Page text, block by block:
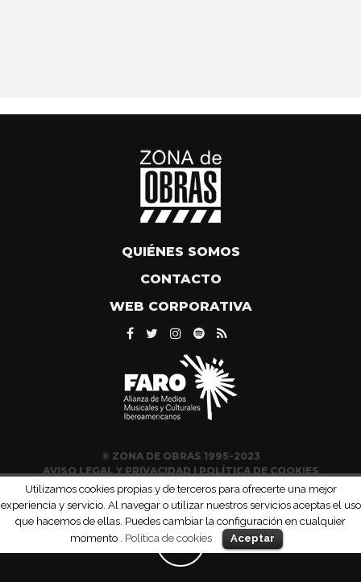
QUIÉNES SOMOS
CONTACTO
WEB CORPORATIVA
© ZONA DE OBRAS 1995-2023
AVISO LEGAL Y PRIVACIDAD|POLÍTICA DE COOKIES
Utilizamos cookies propias y de terceros para ofrecerte una mejor
experiencia y servicio. Al navegar o utilizar nuestros servicios aceptas el uso
que hacemos de ellas. Puedes cambiar la configuración en cualquier
momento . Política de cookies Aceptar